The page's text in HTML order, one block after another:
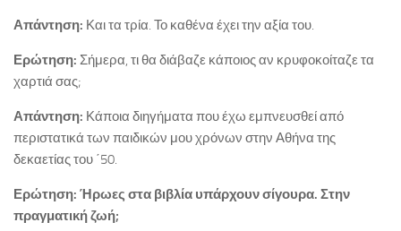
Απάντηση: Και τα τρία. Το καθένα έχει την αξία του.
Ερώτηση: Σήμερα, τι θα διάβαζε κάποιος αν κρυφοκοίταζε τα
χαρτιά σας;
Απάντηση: Κάποια διηγήματα που έχω εμπνευσθεί από
περιστατικά των παιδικών μου χρόνων στην Αθήνα της
δεκαετίας του ΄50.
Ερώτηση: Ήρωες στα βιβλία υπάρχουν σίγουρα. Στην
πραγματική ζωή;